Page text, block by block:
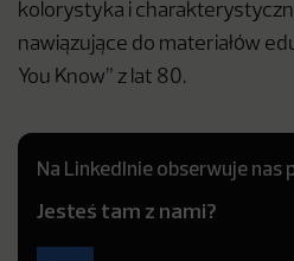
kolorystyka i
nawiązujące do materiałów
You Know” z lat 80.
Na LinkedInie obserwuje nas
Jesteś tam z nami?